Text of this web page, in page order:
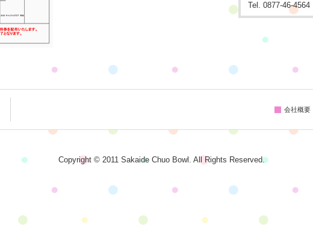
Tel. 0877-46-
会社概要
Copyright © 2011 Sakaide Chuo Bowl. All Rights Reserved.